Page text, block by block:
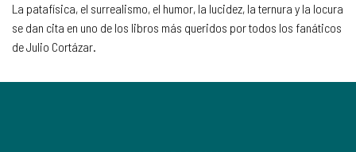
La patafísica, el surrealismo, el humor, la lucidez, la ternura y la locura
se dan cita en uno de los libros más queridos por todos los fanáticos
de Julio Cortázar.